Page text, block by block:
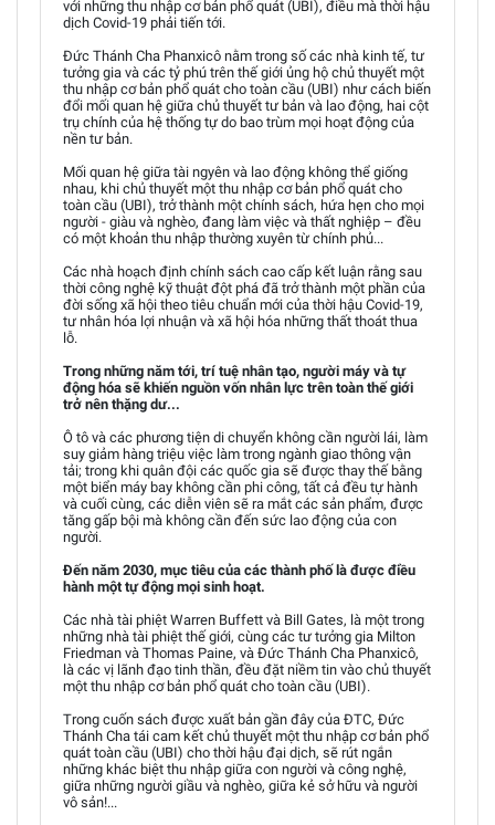
với những thu nhập cơ bản phổ quát (UBI), điều mà thời hậu
dịch Covid-19 phải tiến tới.
Đức Thánh Cha Phanxicô nằm trong số các nhà kinh tế, tư
tưởng gia và các tỷ phú trên thế giới ủng hộ chủ thuyết một
thu nhập cơ bản phổ quát cho toàn cầu (UBI) như cách biến
đổi mối quan hệ giữa chủ thuyết tư bản và lao động, hai cột
trụ chính của hệ thống tự do bao trùm mọi hoạt động của
nền tư bản.
Mối quan hệ giữa tài ngyên và lao động không thể giống
nhau, khi chủ thuyết một thu nhập cơ bản phổ quát cho
toàn cầu (UBI), trở thành một chính sách, hứa hẹn cho mọi
người - giàu và nghèo, đang làm việc và thất nghiệp – đều
có một khoản thu nhập thường xuyên từ chính phủ...
Các nhà hoạch định chính sách cao cấp kết luận rằng sau
thời công nghệ kỹ thuật đột phá đã trở thành một phần của
đời sống xã hội theo tiêu chuẩn mới của thời hậu Covid-19,
tư nhân hóa lợi nhuận và xã hội hóa những thất thoát thua
lỗ.
Trong những năm tới, trí tuệ nhân tạo, người máy và tự
động hóa sẽ khiến nguồn vốn nhân lực trên toàn thế giới
trở nên thặng dư...
Ô tô và các phương tiện di chuyển không cần người lái, làm
suy giảm hàng triệu việc làm trong ngành giao thông vận
tải; trong khi quân đội các quốc gia sẽ được thay thế bằng
một biển máy bay không cần phi công, tất cả đều tự hành
và cuối cùng, các diễn viên sẽ ra mắt các sản phẩm, được
tăng gấp bội mà không cần đến sức lao động của con
người.
Đến năm 2030, mục tiêu của các thành phố là được điều
hành một tự động mọi sinh hoạt.
Các nhà tài phiệt Warren Buffett và Bill Gates, là một trong
những nhà tài phiệt thế giới, cùng các tư tưởng gia Milton
Friedman và Thomas Paine, và Đức Thánh Cha Phanxicô,
là các vị lãnh đạo tinh thần, đều đặt niềm tin vào chủ thuyết
một thu nhập cơ bản phổ quát cho toàn cầu (UBI).
Trong cuốn sách được xuất bản gần đây của ĐTC, Đức
Thánh Cha tái cam kết chủ thuyết một thu nhập cơ bản phổ
quát toàn cầu (UBI) cho thời hậu đại dịch, sẽ rút ngắn
những khác biệt thu nhập giữa con người và công nghệ,
giữa những người giầu và nghèo, giữa kẻ sở hữu và người
vô sản!...